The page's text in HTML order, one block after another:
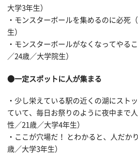
大学3年生）
・モンスターボールを集めるのに必死
生）
・モンスターボールがなくなってやる
／24歳／大学院生）
●一定スポットに人が集まる
・少し栄えている駅の近くの湖にスト
ていて、毎日お祭りのように夜中まで
性／21歳／大学4年生）
・ここが穴場だ！ とわかると、人だか
歳／大学3年生）